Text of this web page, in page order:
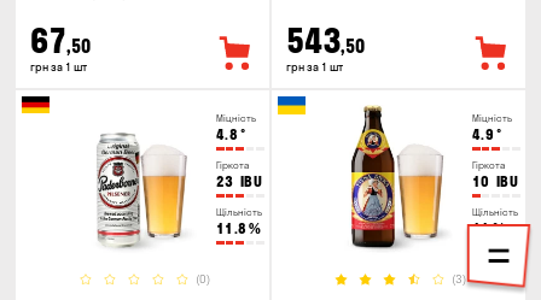
67,50
грн за 1 шт
543,50
грн за 1 шт
Міцність
4.8 °
Гіркота
23 IBU
Щільність
11.8 %
(0)
Міцність
4.9 °
Гіркота
10 IBU
Щільність
11%
(3)